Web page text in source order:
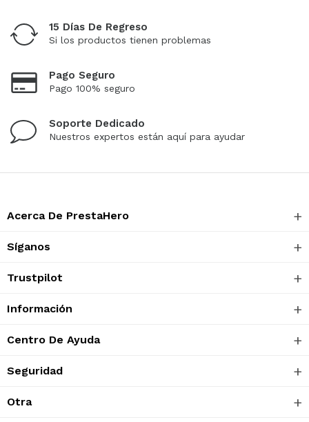
15 Días De Regreso
Si los productos tienen problemas
Pago Seguro
Pago 100% seguro
Soporte Dedicado
Nuestros expertos están aquí para ayudar
Acerca De PrestaHero
Síganos
Trustpilot
Información
Centro De Ayuda
Seguridad
Otra